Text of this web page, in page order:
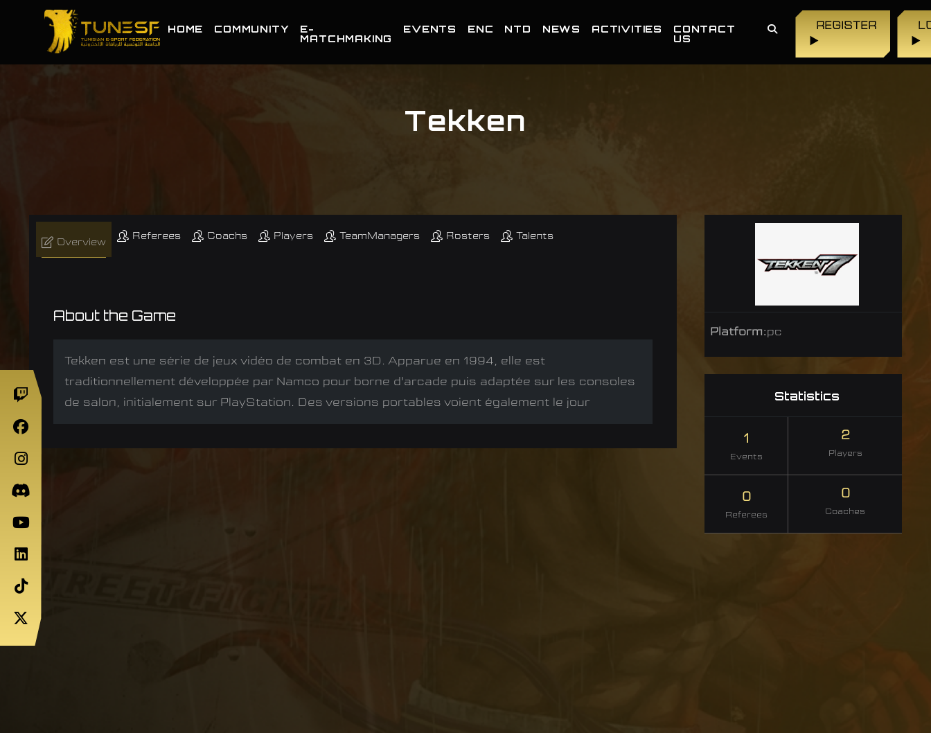
HOME COMMUNITY
E-
MATCHMAKING
EVENTS ENC NTD NEWS ACTIVITIES
CONTACT
US
REGISTER
▶
▶
Tekken
Overview
Referees Coachs Players TeamManagers Rosters Talents
About the Game
Tekken est une série de jeux vidéo de combat en 3D. Apparue en 1994, elle est
traditionnellement développée par Namco pour borne d'arcade puis adaptée sur les consoles
de salon, initialement sur PlayStation. Des versions portables voient également le jour
Platform:pc
Statistics
1
Events
2
Players
0
Referees
0
Coaches